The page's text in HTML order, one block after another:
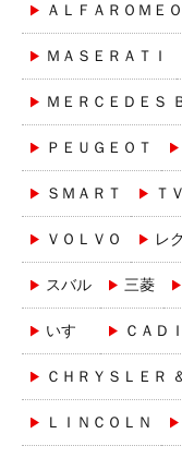
ＡＬＦＡＲＯＭＥＯ
ＭＡＳＥＲＡＴＩ
ＭＥＲＣＥＤＥＳ
ＰＥＵＧＥＯＴ
ＳＭＡＲＴ Ｔ
ＶＯＬＶＯ レ
スバル 三菱
いすゞ ＣＡＤ
ＣＨＲＹＳＬＥＲ
ＬＩＮＣＯＬＮ